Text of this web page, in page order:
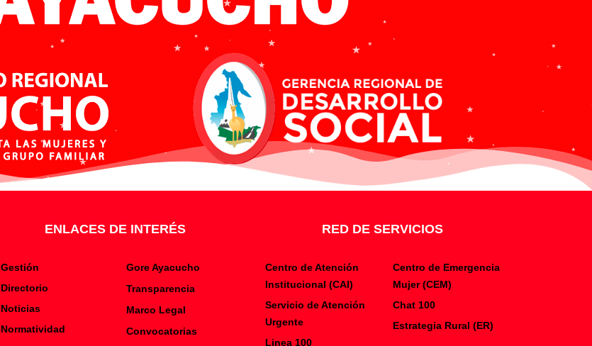
ENLACES DE INTERÉS
Gestión
Directorio
Noticias
Normatividad
Gore Ayacucho
Transparencia
Marco Legal
Convocatorias
RED DE SERVICIOS
Centro de Atención
Institucional (CAI)
Servicio de Atención
Urgente
Linea 100
Centro de Emergencia
Mujer (CEM)
Chat 100
Estrategia Rural (ER)